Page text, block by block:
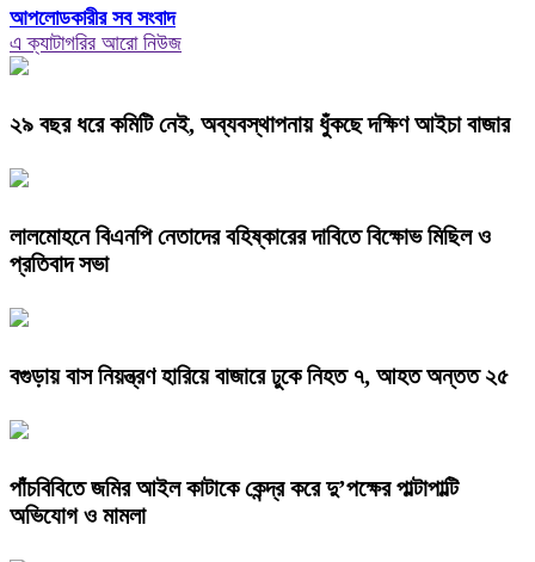
আপলোডকারীর সব সংবাদ
এ ক্যাটাগরির আরো নিউজ
২৯ বছর ধরে কমিটি নেই, অব্যবস্থাপনায় ধুঁকছে দক্ষিণ আইচা বাজার
লালমোহনে বিএনপি নেতাদের বহিষ্কারের দাবিতে বিক্ষোভ মিছিল ও
প্রতিবাদ সভা
বগুড়ায় বাস নিয়ন্ত্রণ হারিয়ে বাজারে ঢুকে নিহত ৭, আহত অন্তত ২৫
পাঁচবিবিতে জমির আইল কাটাকে কেন্দ্র করে দু’পক্ষের পাল্টাপাল্টি
অভিযোগ ও মামলা